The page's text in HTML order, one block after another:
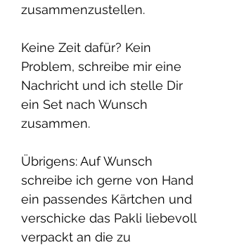
zusammenzustellen.
Keine Zeit dafür? Kein
Problem, schreibe mir eine
Nachricht und ich stelle Dir
ein Set nach Wunsch
zusammen.
Übrigens: Auf Wunsch
schreibe ich gerne von Hand
ein passendes Kärtchen und
verschicke das Pakli liebevoll
verpackt an die zu